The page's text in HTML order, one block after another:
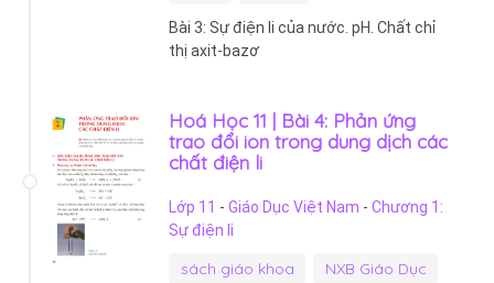
Bài 3: Sự điện li của nước. pH. Chất chỉ
thị axit-bazơ
Hoá Học 11 | Bài 4: Phản ứng
trao đổi ion trong dung dịch các
chất điện li
Lớp 11 - Giáo Dục Việt Nam - Chương 1:
Sự điện li
sách giáo khoa
NXB Giáo Dục